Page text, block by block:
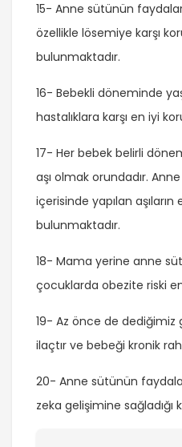
15- Anne sütünün
özellikle lösemiye karşı
bulunmaktadır.
16- Bebekli döneminde
hastalıklara karşı en iyi
17- Her bebek belirli
aşı olmak orundadır.
içerisinde yapılan
bulunmaktadır.
18- Mama yerine anne
çocuklarda obezite riski
19- Az önce de dediğimiz
ilaçtır ve bebeği kronik
20- Anne sütünün
zeka gelişimine sağladığı